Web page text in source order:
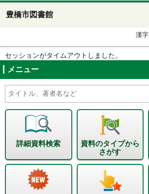
豊橋市図書館
漢字
セッションがタイムアウトしました。
メニュー
詳細資料検索
資料のタイプから
さがす